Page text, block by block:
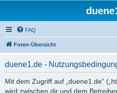
FAQ
Foren-Übersicht
duene1.de -
Mit dem Zugriff auf „duene1.de“
wird zwischen dir und dem